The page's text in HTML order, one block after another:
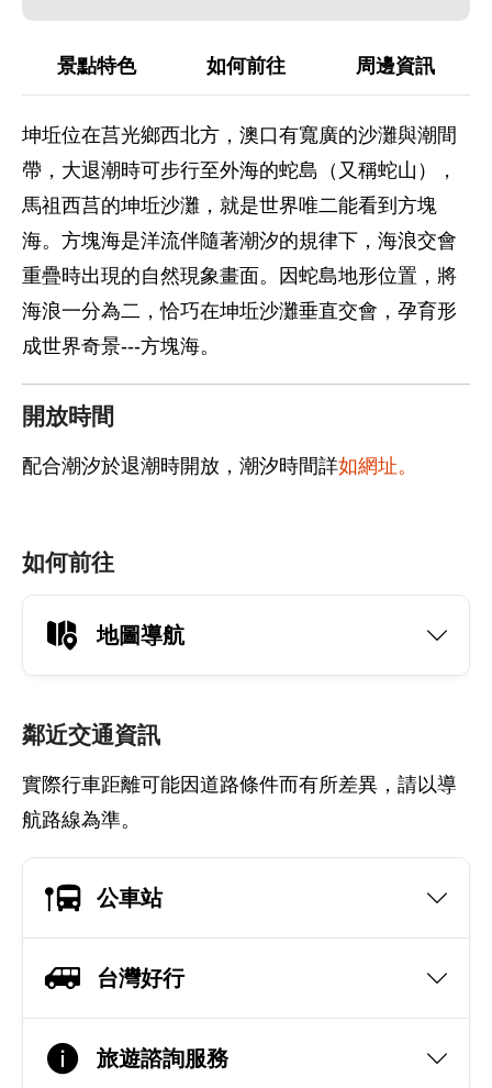
景點特色 如何前往 周邊資訊
坤坵位在莒光鄉西北方，澳口有寬廣的沙灘與潮間
帶，大退潮時可步行至外海的蛇島（又稱蛇山），
馬祖西莒的坤坵沙灘，就是世界唯二能看到方塊
海。方塊海是洋流伴隨著潮汐的規律下，海浪交會
重疊時出現的自然現象畫面。因蛇島地形位置，將
海浪一分為二，恰巧在坤坵沙灘垂直交會，孕育形
成世界奇景---方塊海。
開放時間
配合潮汐於退潮時開放，潮汐時間詳如網址。
如何前往
地圖導航
鄰近交通資訊
實際行車距離可能因道路條件而有所差異，請以導
航路線為準。
公車站
台灣好行
旅遊諮詢服務